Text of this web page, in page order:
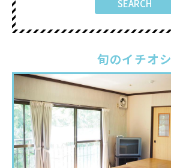
旬のイチオシ